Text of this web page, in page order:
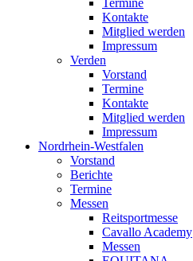
Termine
Kontakte
Mitglied werden
Impressum
Verden
Vorstand
Termine
Kontakte
Mitglied werden
Impressum
Nordrhein-Westfalen
Vorstand
Berichte
Termine
Messen
Reitsportmesse
Cavallo Academy
Messen